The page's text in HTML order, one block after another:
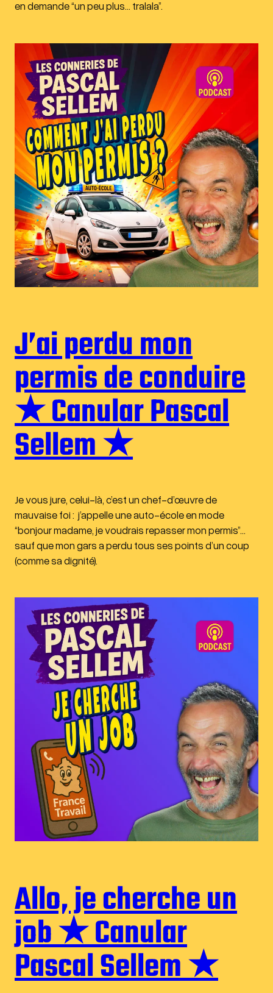
en demande “un peu plus… tralala”.
J’ai perdu mon
permis de conduire
★ Canular Pascal
Sellem ★
Je vous jure, celui-là, c’est un chef-d’œuvre de
mauvaise foi : j’appelle une auto-école en mode
“bonjour madame, je voudrais repasser mon permis”…
sauf que mon gars a perdu tous ses points d’un coup
(comme sa dignité).
Allo, je cherche un
job ★ Canular
Pascal Sellem ★